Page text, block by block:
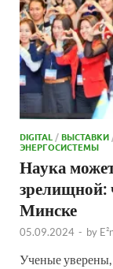
DIGITAL /ВЫСТАВКИ
ЭНЕРГОСИСТЕМЫ
Наука
зрелищной:
Минске
05.09.2024 - by
Ученые уверены,